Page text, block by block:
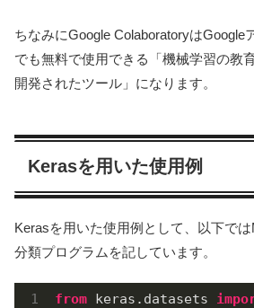
ちなみにGoogle ColaboratoryはGoogle
でも無料で使用できる「機械学習の教
開発されたツール」になります。
Kerasを用いた使用例
Kerasを用いた使用例として、以下で
分類プログラムを記しています。
from keras.datasets